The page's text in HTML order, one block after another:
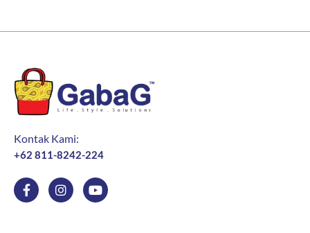
Kontak Kami:
+62 811-8242-224
F
a
I
n
Y
o